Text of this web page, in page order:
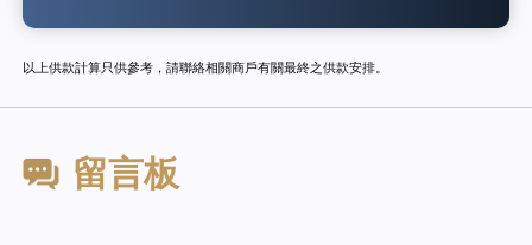
以上供款計算只供參考，請聯絡相關商戶有關最終之供款安排。
留言板